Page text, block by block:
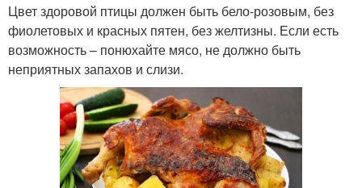
Цвет здоровой птицы должен быть бело-розовым, без
фиолетовых и красных пятен, без желтизны. Если есть
возможность – понюхайте мясо, не должно быть
неприятных запахов и слизи.